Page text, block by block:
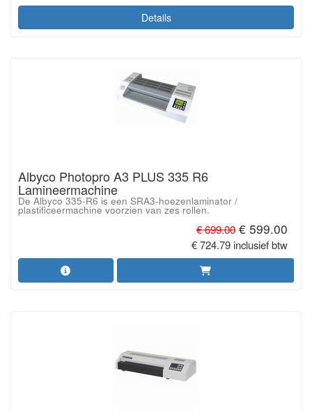
Details
Albyco Photopro A3 PLUS 335 R6
Lamineermachine
De Albyco 335-R6 is een SRA3-hoezenlaminator /
plastificeermachine voorzien van zes rollen.
€ 699.00 € 599.00
€ 724.79 inclusief btw